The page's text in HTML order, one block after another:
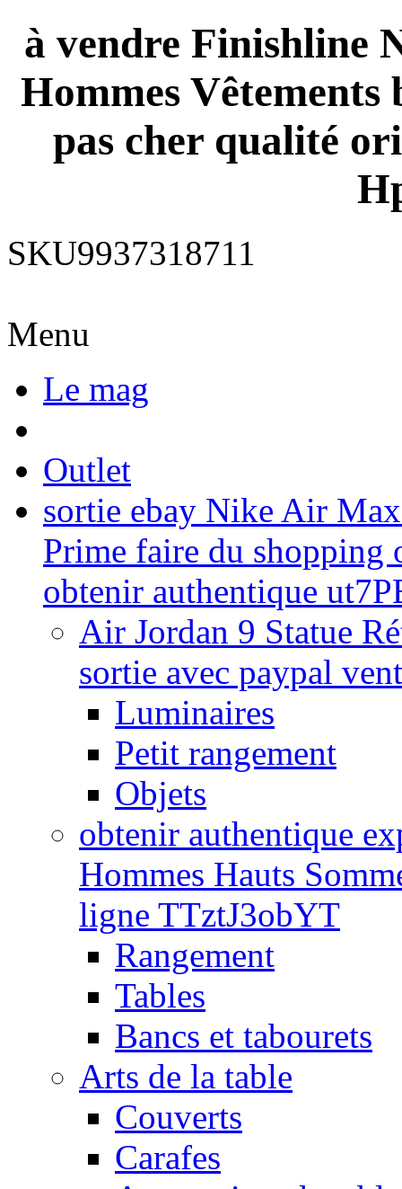
à vendre Finishline
Hommes Vêtements
pas cher qualité
SKU9937318711
Menu
Le mag
Outlet
sortie ebay Nike Air
Prime faire du shopping
obtenir authentique
Air Jordan 9 Statue
sortie avec paypal
Luminaires
Petit rangement
Objets
obtenir authentique
Hommes Hauts
ligne TTztJ3obYT
Rangement
Tables
Bancs et tabourets
Arts de la table
Couverts
Carafes